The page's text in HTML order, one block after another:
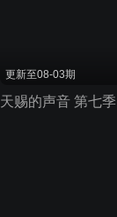
更新至08-03期
天赐的声音 第七季